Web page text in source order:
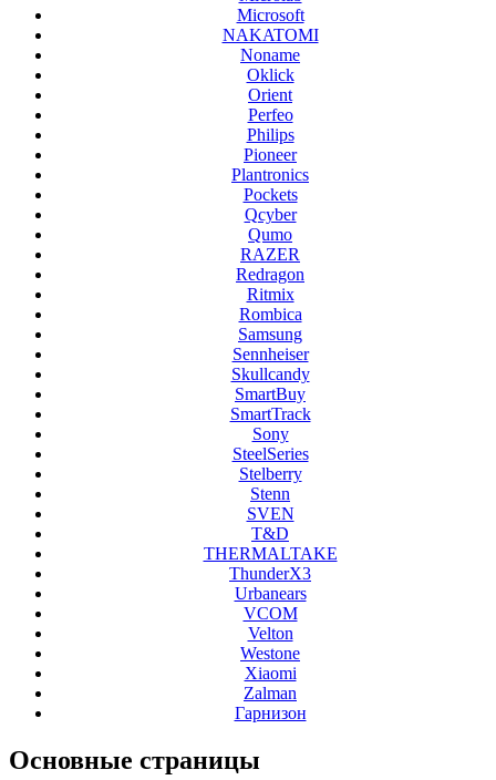
Microsoft
NAKATOMI
Noname
Oklick
Orient
Perfeo
Philips
Pioneer
Plantronics
Pockets
Qcyber
Qumo
RAZER
Redragon
Ritmix
Rombica
Samsung
Sennheiser
Skullcandy
SmartBuy
SmartTrack
Sony
SteelSeries
Stelberry
Stenn
SVEN
T&D
THERMALTAKE
ThunderX3
Urbanears
VCOM
Velton
Westone
Xiaomi
Zalman
Гарнизон
Основные страницы